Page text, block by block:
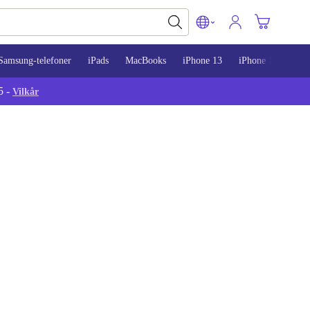
telefoner iPads MacBooks iPhone 13 iPhone 14
- Vilkår